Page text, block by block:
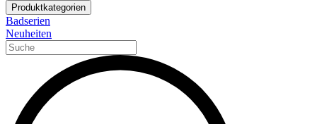
Produktkategorien
Badserien
Neuheiten